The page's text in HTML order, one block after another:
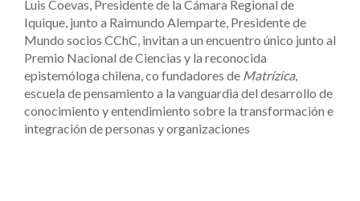
Luis Coevas, Presidente de la Cámara Regional de
Iquique, junto a Raimundo Alemparte, Presidente de
Mundo socios CChC, invitan a un encuentro único junto al
Premio Nacional de Ciencias y la reconocida
epistemóloga chilena, co fundadores de Matrízica,
escuela de pensamiento a la vanguardia del desarrollo de
conocimiento y entendimiento sobre la transformación e
integración de personas y organizaciones